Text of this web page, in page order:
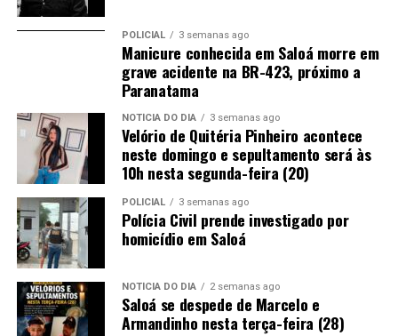
POLICIAL 3 semanas ago
Manicure conhecida em Saloá morre em
grave acidente na BR-423, próximo a
Paranatama
NOTÍCIA DO DIA 3 semanas ago
Velório de Quitéria Pinheiro acontece
neste domingo e sepultamento será às
10h nesta segunda-feira (20)
POLICIAL 3 semanas ago
Polícia Civil prende investigado por
homicídio em Saloá
NOTÍCIA DO DIA 2 semanas ago
Saloá se despede de Marcelo e
Armandinho nesta terça-feira (28)